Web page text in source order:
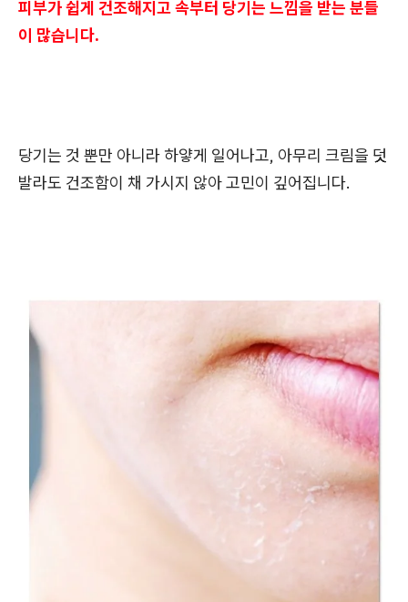
피부가 쉽게 건조해지고 속부터 당기는 느낌을 받는 분들
이 많습니다.
당기는 것 뿐만 아니라 하얗게 일어나고, 아무리 크림을 덧
발라도 건조함이 채 가시지 않아 고민이 깊어집니다.